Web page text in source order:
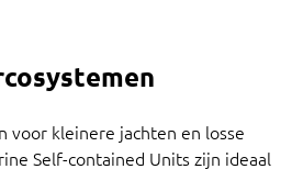
voor kleinere jachten en losse
Self-contained Units zijn ideaal